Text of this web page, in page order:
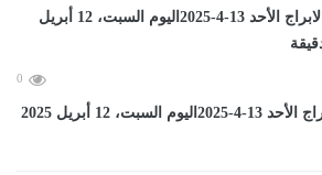
0
حظك اليوم.. توقعات الابراج الأحد 13-4-2025اليوم السبت، 12 أبريل 2025